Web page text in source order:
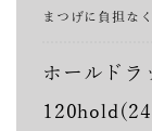
まつげに負担な
ホールドラ